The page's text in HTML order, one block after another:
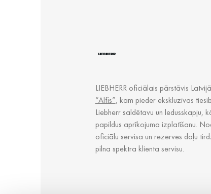
LIEBHERR oficiālais pārstāvis
“Alfis”, kam pieder ekskluzīvas
Liebherr saldētavu un ledusskapju,
papildus aprīkojuma izplatīšanu.
oficiālu servisa un rezerves daļu
pilna spektra klienta servisu.